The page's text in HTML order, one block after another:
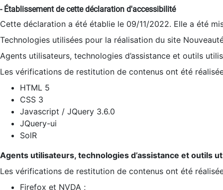
- Établissement de cette déclaration d'accessibilité
Cette déclaration a été établie le 09/11/2022. Elle a été
Technologies utilisées pour la réalisation du site
Agents utilisateurs, technologies d’assistance et outils
Les vérifications de restitution de contenus ont été
HTML 5
CSS 3
Javascript / JQuery 3.6.0
JQuery-ui
SolR
Agents utilisateurs, technologies d’assistance et outils
Les vérifications de restitution de contenus ont été
Firefox et NVDA ;